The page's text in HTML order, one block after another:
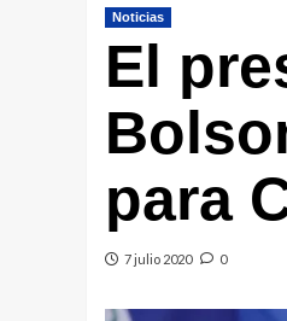
Noticias
El
para
7 julio 2020 0